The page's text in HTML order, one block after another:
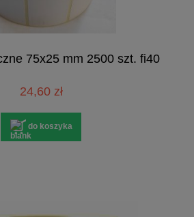
75x25 mm 2500 szt. fi40
24,60 zł
do koszyka